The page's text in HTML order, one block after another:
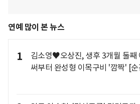
연예 많이 본 뉴스
1
김소영♥오상진, 생후 3개월 둘째
써부터 완성형 이목구비 '깜짝' [순